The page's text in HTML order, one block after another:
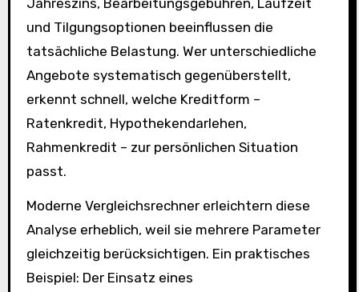
Jahreszins, Bearbeitungsgebühren, Laufzeit
und Tilgungsoptionen beeinflussen die
tatsächliche Belastung. Wer unterschiedliche
Angebote systematisch gegenüberstellt,
erkennt schnell, welche Kreditform –
Ratenkredit, Hypothekendarlehen,
Rahmenkredit – zur persönlichen Situation
passt.
Moderne Vergleichsrechner erleichtern diese
Analyse erheblich, weil sie mehrere Parameter
gleichzeitig berücksichtigen. Ein praktisches
Beispiel: Der Einsatz eines